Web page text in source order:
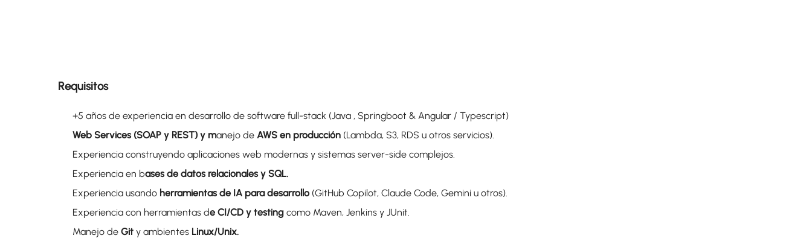
Requisitos
+5 años de experiencia en desarrollo de software full-stack (Java , Springboot & Angular / Typescript)
Web Services (SOAP y REST) y manejo de AWS en producción (Lambda, S3, RDS u otros servicios).
Experiencia construyendo aplicaciones web modernas y sistemas server-side complejos.
Experiencia en bases de datos relacionales y SQL.
Experiencia usando herramientas de IA para desarrollo(GitHub Copilot, Claude Code, Gemini u otros).
Experiencia con herramientas de CI/CD y testing como Maven, Jenkins y JUnit.
Manejo de Git y ambientes Linux/Unix.